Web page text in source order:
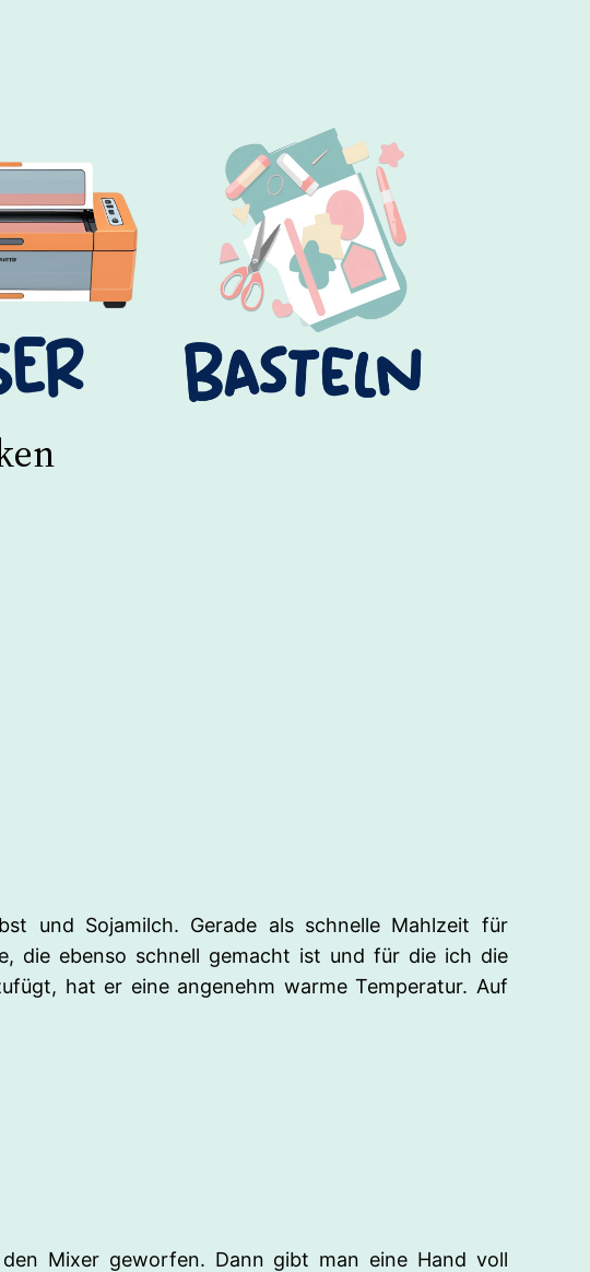
und Sojamilch. Gerade als schnelle Mahlzeit für
die ebenso schnell gemacht ist und für die ich die
hat er eine angenehm warme Temperatur. Auf
Mixer geworfen. Dann gibt man eine Hand voll